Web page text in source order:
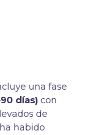
una fase
días) con
de
habido